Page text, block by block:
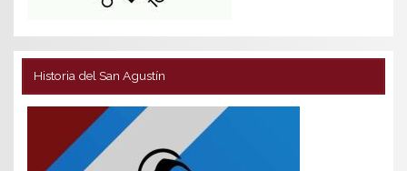
Historia del San Agustín